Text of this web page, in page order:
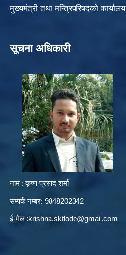
मुख्यमंत्री तथा मन्त्रिपरिषदको कार्यालय
सूचना अधिकारी
नाम : कृष्ण प्रसाद शर्मा
सम्पर्क नम्बर: 9848202342
ई-मेल :krishna.sktlode@gmail.com